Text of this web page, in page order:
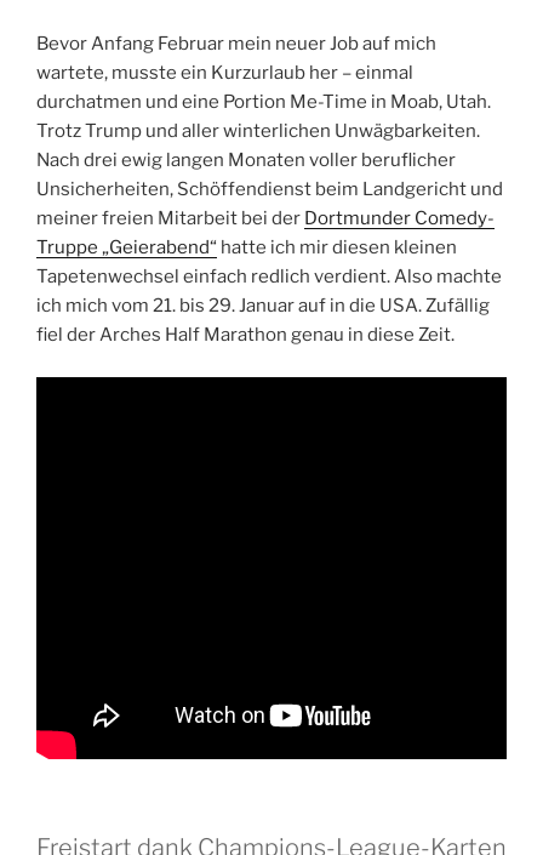
Bevor Anfang Februar mein neuer Job auf mich
wartete, musste ein Kurzurlaub her – einmal
durchatmen und eine Portion Me-Time in Moab, Utah.
Trotz Trump und aller winterlichen Unwägbarkeiten.
Nach drei ewig langen Monaten voller beruflicher
Unsicherheiten, Schöffendienst beim Landgericht und
meiner freien Mitarbeit bei der Dortmunder Comedy-
Truppe „Geierabend“ hatte ich mir diesen kleinen
Tapetenwechsel einfach redlich verdient. Also machte
ich mich vom 21. bis 29. Januar auf in die USA. Zufällig
fiel der Arches Half Marathon genau in diese Zeit.
Freistart dank Champions-League-Karten